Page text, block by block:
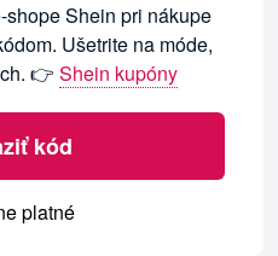
Shein pri nákupe
Ušetrite na móde,
👉 Shein kupóny
kód
platné